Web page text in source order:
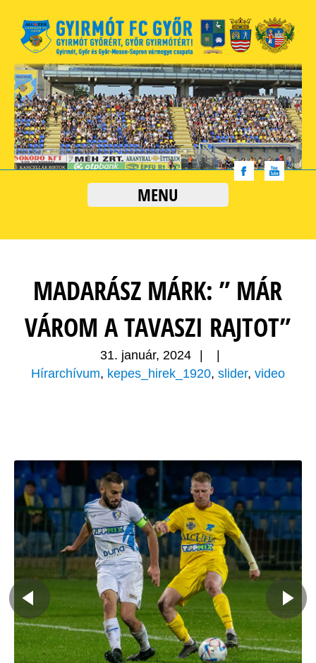
MENU
MADARÁSZ MÁRK: ” MÁR
VÁROM A TAVASZI RAJTOT”
31. január, 2024
Hírarchívum, kepes_hirek_1920, slider, video